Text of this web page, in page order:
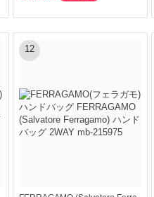
12